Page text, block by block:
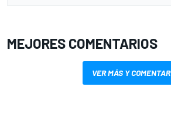
MEJORES COMENTARIOS
VER MÁS Y COMENTAR